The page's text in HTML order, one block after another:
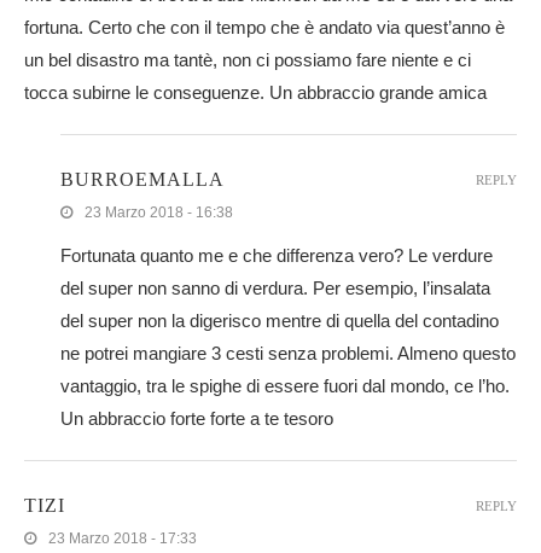
fortuna. Certo che con il tempo che è andato via quest’anno è
un bel disastro ma tantè, non ci possiamo fare niente e ci
tocca subirne le conseguenze. Un abbraccio grande amica
BURROEMALLA
23 Marzo 2018 - 16:38
Fortunata quanto me e che differenza vero? Le verdure
del super non sanno di verdura. Per esempio, l’insalata
del super non la digerisco mentre di quella del contadino
ne potrei mangiare 3 cesti senza problemi. Almeno questo
vantaggio, tra le spighe di essere fuori dal mondo, ce l’ho.
Un abbraccio forte forte a te tesoro
REPLY
TIZI
23 Marzo 2018 - 17:33
REPLY